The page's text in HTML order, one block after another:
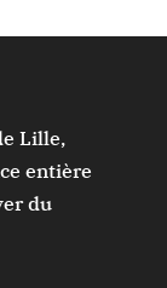
Lille,
entière
du